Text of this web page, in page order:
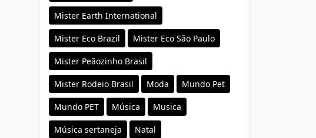
Mister Earth International
Mister Eco Brazil Mister Eco São Paulo
Mister Peãozinho Brasil
Mister Rodeio Brasil Moda Mundo Pet
Mundo PET Música Musica
Música sertaneja Natal